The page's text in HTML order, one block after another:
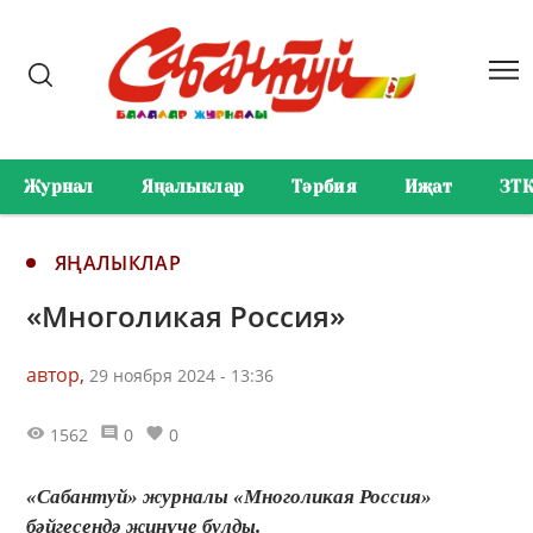
Журнал Яңалыклар Тәрбия Иҗат ЗТК
ЯҢАЛЫКЛАР
«Многоликая Россия»
автор, 29 ноября 2024 - 13:36
1562 0 0
«Сабантуй» журналы «Многоликая Россия»
бәйгесендә җиңүче булды.